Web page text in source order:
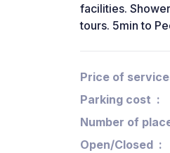
facilities.
tours. 5min to
Price of
Parking cost
Number of
Open/Closed